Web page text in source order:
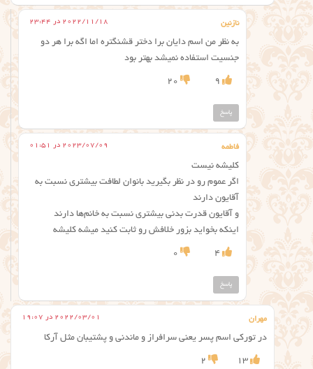
نازنین 2022/11/18 در 23:44
به نظر من اسم دایان برا دختر قشنگتره اما اگه برا هر دو
جنسیت استفاده نمیشد بهتر بود
9
20
پاسخ
فاطمه 2023/07/09 در 01:51
کلیشه نیست
اگر عموم رو در نظر بگیرید بانوان لطافت بیشتری نسبت به
آقایون دارند
و آقایون قدرت بدنی بیشتری نسبت به خانم‌ها دارند
اینکه بخواید بزور خلافش رو ثابت کنید میشه کلیشه
4
0
پاسخ
مهران 2022/03/01 در 19:07
در تورکی اسم پسر یعنی سرافراز و ماندنی و پشتیبان مثل آرکا
13
2